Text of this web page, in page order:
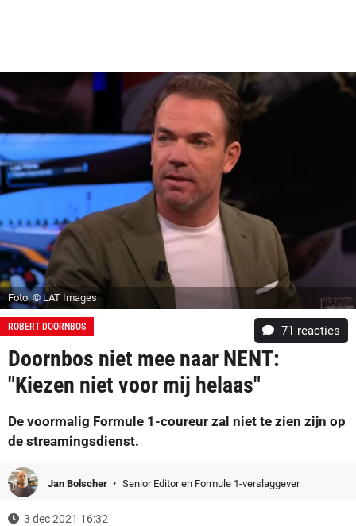
Foto: © LAT Images
ROBERT DOORNBOS 71 reacties
Doornbos niet mee naar NENT:
"Kiezen niet voor mij helaas"
De voormalig Formule 1-coureur zal niet te zien zijn op
de streamingsdienst.
Jan Bolscher Senior Editor en Formule 1-verslaggever
3 dec 2021 16:32